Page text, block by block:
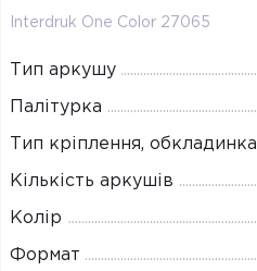
Interdruk One Color 27065
Тип аркушу
Палітурка
Тип кріплення, обкладинка
Кількість аркушів
Колір
Формат